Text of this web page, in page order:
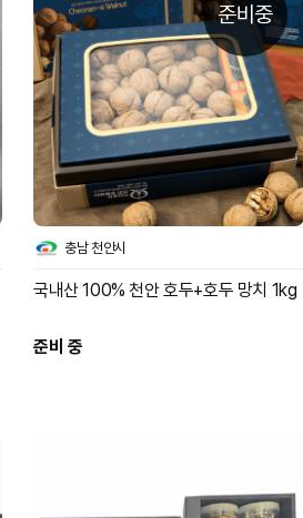
준비중
충남 천안시
국내산 100% 천안 호두+호두 망치 1kg
준비 중